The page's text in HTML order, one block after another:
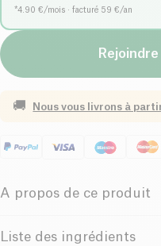
*4.90 €/mois · facturé 59 €/an
🚚 Nous vous livrons à
A propos de ce produit
Vegan
Liste des ingrédients